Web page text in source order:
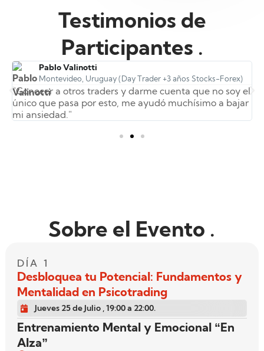
Testimonios de
Participantes .
Pablo Valinotti
Montevideo, Uruguay (Day Trader +3 años Stocks-Forex)
"Conocer a otros traders y darme cuenta que no soy el
único que pasa por esto, me ayudó muchísimo a bajar
mi ansiedad."
Sobre el Evento .
DÍA 1
Desbloquea tu Potencial: Fundamentos y
Mentalidad en Psicotrading
Jueves 25 de Julio , 19:00 a 22:00.
Entrenamiento Mental y Emocional “En
Alza”